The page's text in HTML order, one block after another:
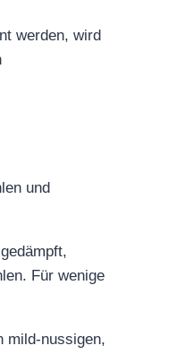
werden, wird
und
Für wenige
mild-nussigen,